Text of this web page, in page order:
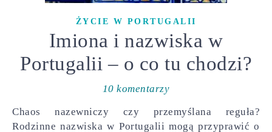
ŻYCIE W PORTUGALII
Imiona i nazwiska w
Portugalii – o co tu chodzi?
10 komentarzy
Chaos nazewniczy czy przemyślana reguła?
Rodzinne nazwiska w Portugalii mogą przyprawić o